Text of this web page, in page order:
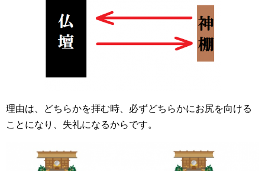
理由は、どちらかを拝む時、必ずどちらかにお尻を向ける
ことになり、失礼になるからです。